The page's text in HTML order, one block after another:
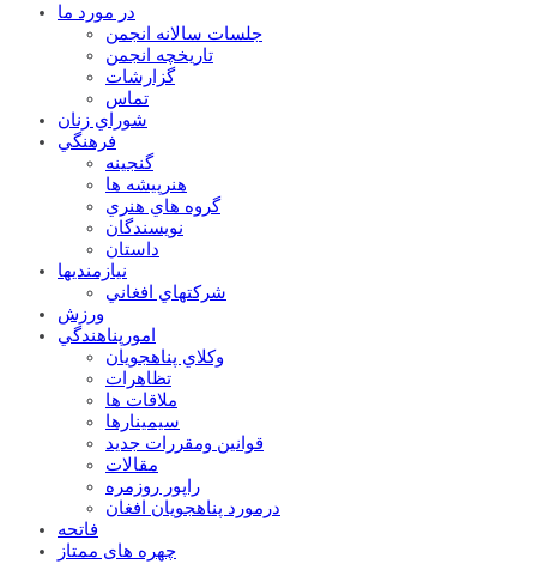
در مورد ما
جلسات سالانه انجمن
تاریخچه انجمن
گزارشات
تماس
شوراي زنان
فرهنگي
گنجينه
هنرپيشه ها
گروه هاي هنري
نويسندگان
داستان
نيازمنديها
شرکتهاي افغاني
ورزش
امورپناهندگي
وکلاي پناهجويان
تظاهرات
ملاقات ها
سيمينارها
قوانين ومقررات جديد
مقالات
راپور روزمره
درمورد پناهجويان افغان
فاتحه
چهره های ممتاز